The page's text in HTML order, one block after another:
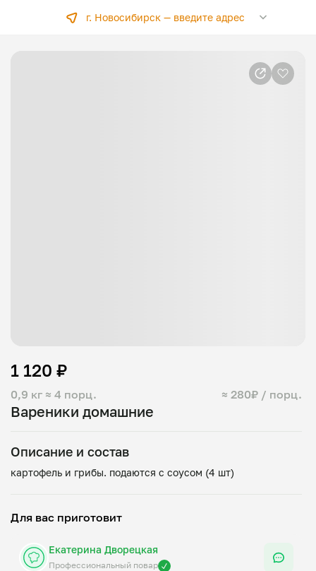
г. Новосибирск —введите адрес
Вареники домашние
0,9 кг ≈ 4 порц. ≈ 280₽ / порц.
1 120 ₽
Описание и состав
Для вас приготовит
Екатерина Дворецкая
Профессиональный повар